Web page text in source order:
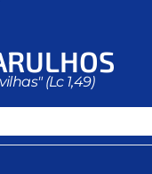
(Lc 1,49)